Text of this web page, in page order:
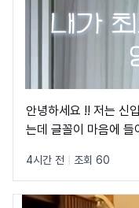
안녕하세요 !! 저는 신입 캡
는데 글꼴이 마음에 들어서 이
이 글꼴 가지고싶어요
4시간 전 조회 60